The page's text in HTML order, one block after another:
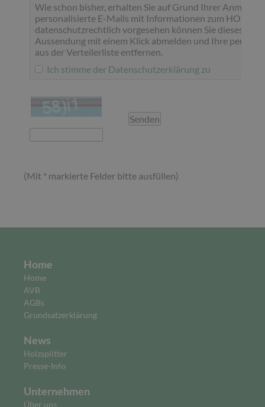
Wie schon bisher, erhalten Sie auf Grund Ihrer
personalisierte E-Mails mit Informationen zum
datenschutzrechtlich vorgesehen können Sie dieses
Aussendung mit einem Klick abmelden und Ihre
aus der Verteilerliste entfernen.
Ich stimme der Datenschutzerklärung zu
(Mit * markierte Felder bitte ausfüllen)
Home
Home
AVB
AGBs
Grundsatzerklärung
News
Holzsplitter
Presse-Info
Unternehmen
Über uns